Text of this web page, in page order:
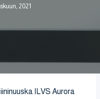
2021
ILVS Aurora